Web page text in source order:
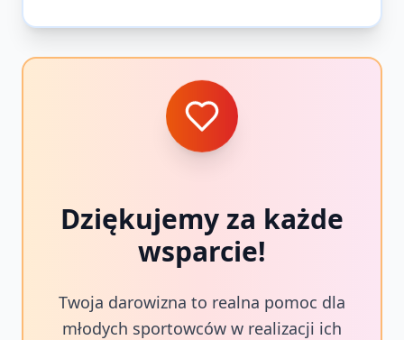
Dziękujemy za każde
wsparcie!
Twoja darowizna to realna pomoc dla
młodych sportowców w realizacji ich